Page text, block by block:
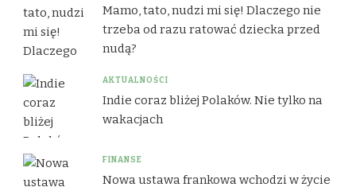
Mamo, tato, nudzi mi się! Dlaczego nie
trzeba od razu ratować dziecka przed
nudą?
AKTUALNOŚCI
Indie coraz bliżej Polaków. Nie tylko na
wakacjach
FINANSE
Nowa ustawa frankowa wchodzi w życie